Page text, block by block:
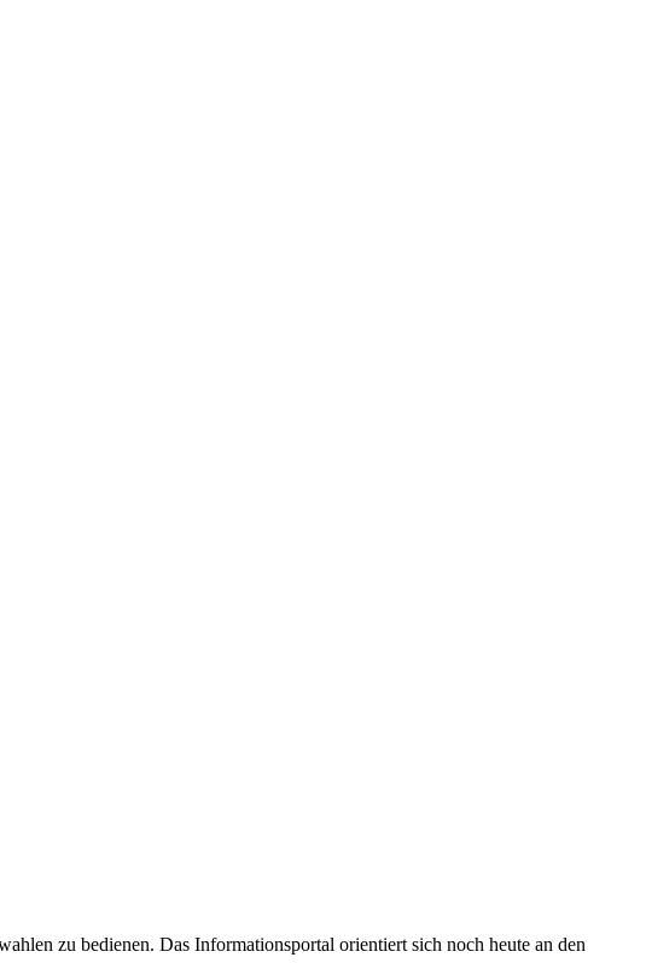
zu bedienen. Das Informationsportal orientiert sich noch heute an den